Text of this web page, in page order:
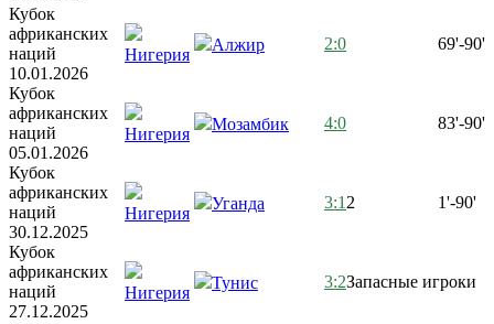
Кубок
африканских
наций
10.01.2026
Нигерия
Алжир 2:0 69'-90'
Кубок
африканских
наций
05.01.2026
Нигерия
Мозамбик 4:0 83'-90'
Кубок
африканских
наций
30.12.2025
Нигерия
Уганда 3:1 2 1'-90'
Кубок
африканских
наций
27.12.2025
Нигерия
Тунис 3:2Запасные игроки